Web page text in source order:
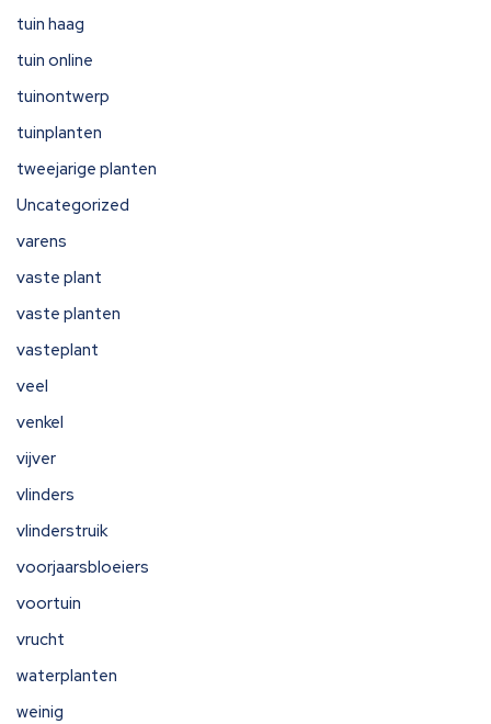
tuin haag
tuin online
tuinontwerp
tuinplanten
tweejarige planten
Uncategorized
varens
vaste plant
vaste planten
vasteplant
veel
venkel
vijver
vlinders
vlinderstruik
voorjaarsbloeiers
voortuin
vrucht
waterplanten
weinig